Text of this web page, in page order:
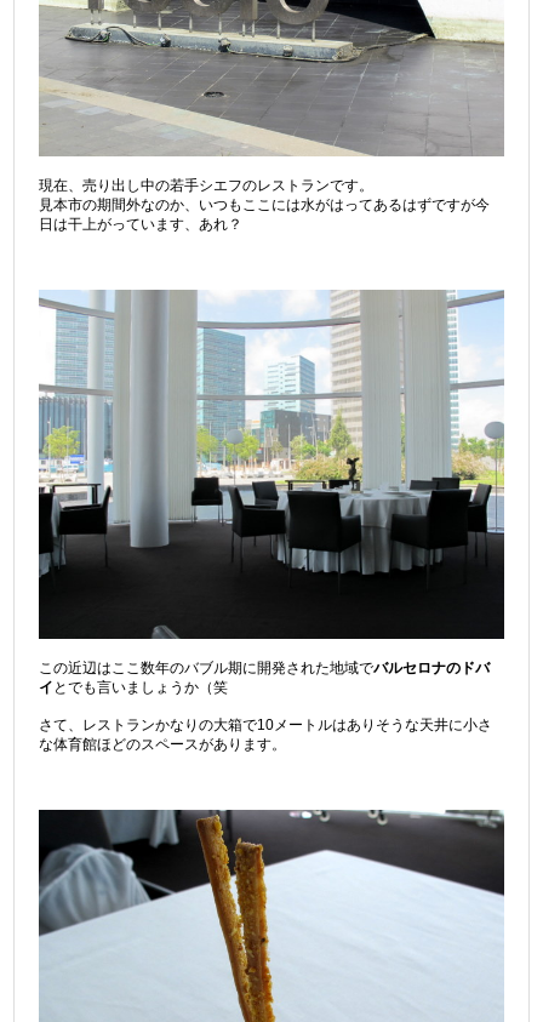
現在、売り出し中の若手シエフのレストランです。
見本市の期間外なのか、いつもここには水がはってあるはずですが今
日は干上がっています、あれ？
この近辺はここ数年のバブル期に開発された地域でバルセロナのドバ
イ とでも言いましょうか（笑
さて、レストランかなりの大箱で10メートルはありそうな天井に小さ
な体育館ほどのスペースがあります。